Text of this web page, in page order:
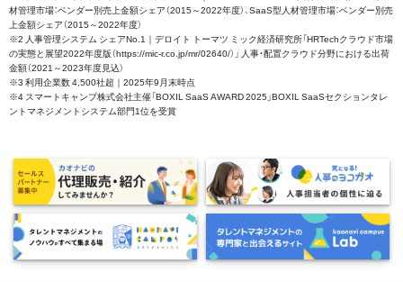
材管理市場：ベンダー別売上金額シェア（2015～2022年度）、SaaS型人材管理市場：ベンダー別売
上金額シェア（2015～2022年度）
※2 人事管理システム シェアNo.1｜デロイト トーマツ ミック経済研究所「HRTechクラウド市場
の実態と展望2022年度版（https://mic-r.co.jp/mr/02640/）」 人事・配置クラウド分野における出荷
金額（2021～2023年度見込）
※3 利用企業数 4,500社超｜2025年9月末時点
※4 スマートキャンプ株式会社主催「BOXIL SaaS AWARD 2025」BOXIL SaaSセクションタレ
ントマネジメントシステム部門1位を受賞